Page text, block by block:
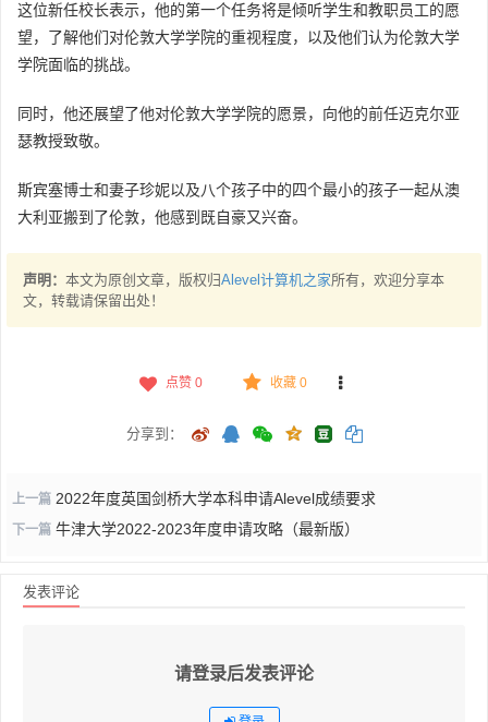
这位新任校长表示，他的第一个任务将是倾听学生和教职员工的愿
望，了解他们对伦敦大学学院的重视程度，以及他们认为伦敦大学
学院面临的挑战。
同时，他还展望了他对伦敦大学学院的愿景，向他的前任迈克尔亚
瑟教授致敬。
斯宾塞博士和妻子珍妮以及八个孩子中的四个最小的孩子一起从澳
大利亚搬到了伦敦，他感到既自豪又兴奋。
声明： 本文为原创文章，版权归Alevel计算机之家所有，欢迎分享本
文，转载请保留出处！
点赞 0 收藏 0
分享到：
上一篇 2022年度英国剑桥大学本科申请Alevel成绩要求
下一篇 牛津大学2022-2023年度申请攻略（最新版）
发表评论
请登录后发表评论